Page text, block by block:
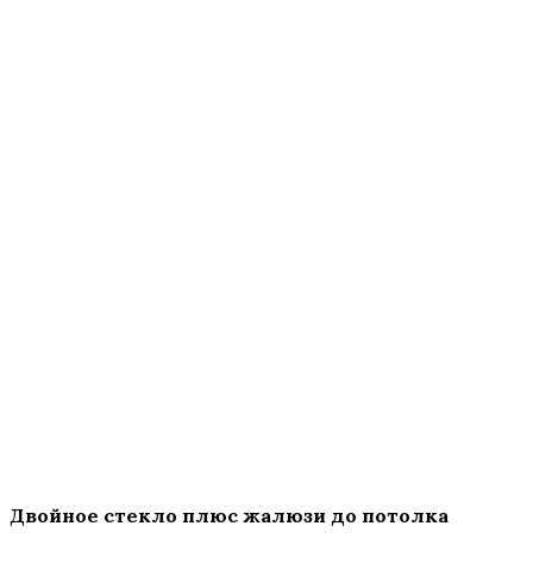
Двойное стекло плюс жалюзи до потолка